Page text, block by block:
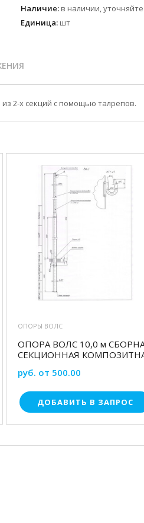
Наличие: в наличии,
Единица: шт
2-х секций с помощью талрепов.
ОПОРЫ ВОЛС
ОПОРА ВОЛС 10,0 м
СЕКЦИОННАЯ
руб. от 500.00
ДОБАВИТЬ В ЗАПРОС